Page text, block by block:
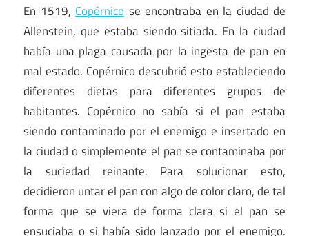
En 1519, Copérnico se encontraba en la ciudad de
Allenstein, que estaba siendo sitiada. En la ciudad
había una plaga causada por la ingesta de pan en
mal estado. Copérnico descubrió esto estableciendo
diferentes dietas para diferentes grupos de
habitantes. Copérnico no sabía si el pan estaba
siendo contaminado por el enemigo e insertado en
la ciudad o simplemente el pan se contaminaba por
la suciedad reinante. Para solucionar esto,
decidieron untar el pan con algo de color claro, de tal
forma que se viera de forma clara si el pan se
ensuciaba o si había sido lanzado por el enemigo.